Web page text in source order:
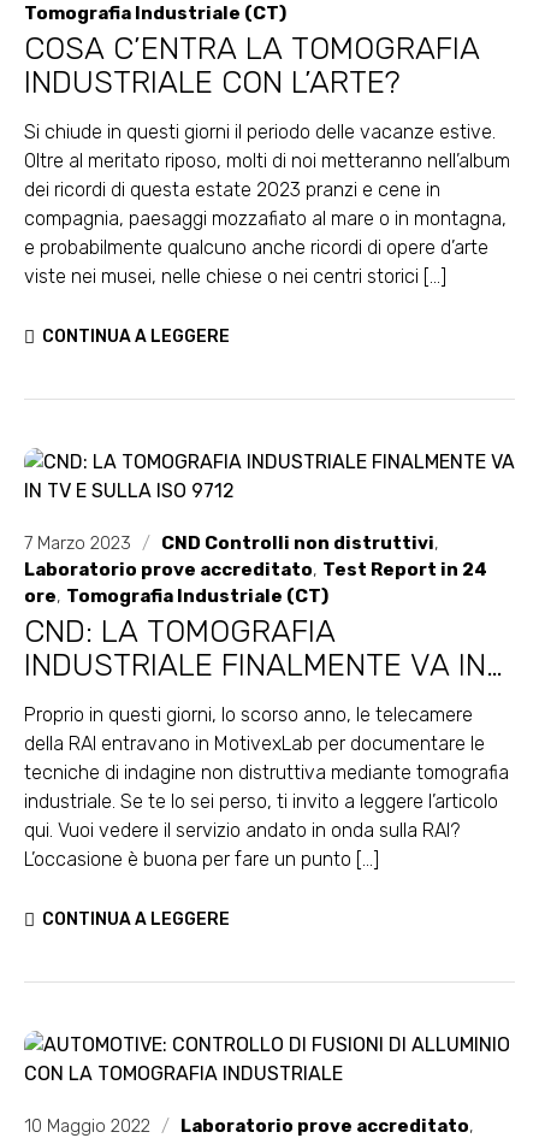
Tomografia Industriale (CT)
COSA C’ENTRA LA TOMOGRAFIA
INDUSTRIALE CON L’ARTE?
Si chiude in questi giorni il periodo delle vacanze estive.
Oltre al meritato riposo, molti di noi metteranno nell’album
dei ricordi di questa estate 2023 pranzi e cene in
compagnia, paesaggi mozzafiato al mare o in montagna,
e probabilmente qualcuno anche ricordi di opere d’arte
viste nei musei, nelle chiese o nei centri storici [...]
CONTINUA A LEGGERE
7 Marzo 2023 / CND Controlli non distruttivi,
Laboratorio prove accreditato, Test Report in 24
ore, Tomografia Industriale (CT)
CND: LA TOMOGRAFIA
INDUSTRIALE FINALMENTE VA IN
TV E SULLA ISO 9712
Proprio in questi giorni, lo scorso anno, le telecamere
della RAI entravano in MotivexLab per documentare le
tecniche di indagine non distruttiva mediante tomografia
industriale. Se te lo sei perso, ti invito a leggere l’articolo
qui. Vuoi vedere il servizio andato in onda sulla RAI?
L’occasione è buona per fare un punto [...]
CONTINUA A LEGGERE
10 Maggio 2022 / Laboratorio prove accreditato,